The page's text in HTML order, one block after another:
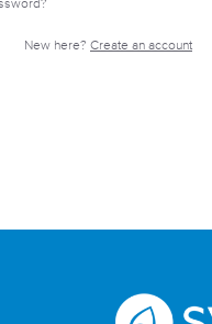
New here? Create an account